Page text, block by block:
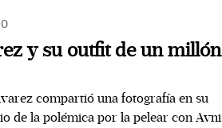
y su outfit de un millón
compartió una fotografía en su
de la polémica por la pelear con Avni